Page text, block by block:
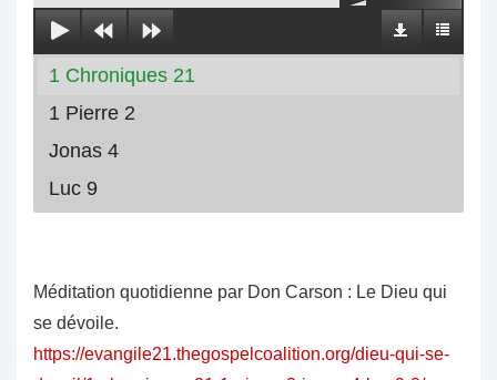
1 Chroniques 21
1 Pierre 2
Jonas 4
Luc 9
Méditation quotidienne par Don Carson : Le Dieu qui
se dévoile.
https://evangile21.thegospelcoalition.org/dieu-qui-se-